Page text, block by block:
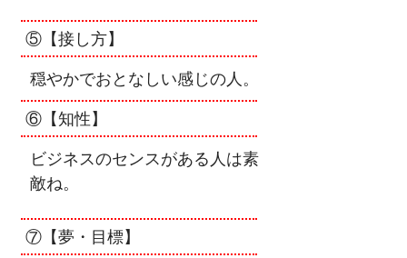
⑤【接し方】
穏やかでおとなしい感じの人。
⑥【知性】
ビジネスのセンスがある人は素
敵ね。
⑦【夢・目標】